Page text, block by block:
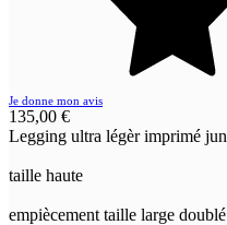
Je donne mon avis
135,00 €
Legging ultra légèr imprimé
taille haute
empiècement taille large doublé